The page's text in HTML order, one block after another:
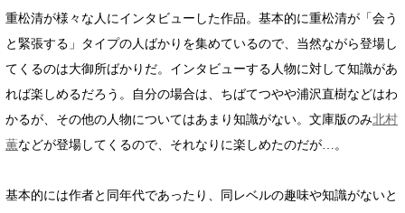
重松清が様々な人にインタビューした作品。基本的に重松清が「会う
と緊張する」タイプの人ばかりを集めているので、当然ながら登場し
てくるのは大御所ばかりだ。インタビューする人物に対して知識があ
れば楽しめるだろう。自分の場合は、ちばてつやや浦沢直樹などはわ
かるが、その他の人物についてはあまり知識がない。文庫版のみ北村
薫などが登場してくるので、それなりに楽しめたのだが…。
基本的には作者と同年代であったり、同レベルの趣味や知識がないと